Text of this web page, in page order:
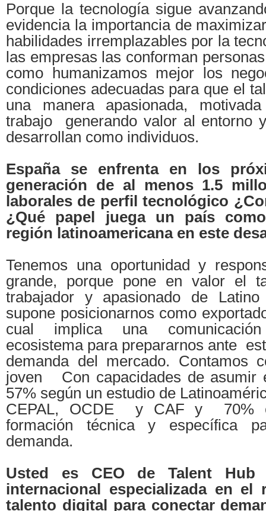
Porque la tecnología sigue
evidencia la importancia de
habilidades irremplazables por la
las empresas las conforman
como humanizamos mejor los
condiciones adecuadas para que el
una manera apasionada,
trabajo generando valor al entorno
desarrollan como individuos.
España se enfrenta en los
generación de al menos 1.5
laborales de perfil tecnológico
¿Qué papel juega un país
región latinoamericana en este
Tenemos una oportunidad y
grande, porque pone en valor el
trabajador y apasionado de
supone posicionarnos como
cual implica una
ecosistema para prepararnos ante
demanda del mercado. Contamos
joven Con capacidades de asumir
57% según un estudio de
CEPAL, OCDE y CAF y 70%
formación técnica y específica
demanda.
Usted es CEO de Talent Hub
internacional especializada en el
talento digital para conectar